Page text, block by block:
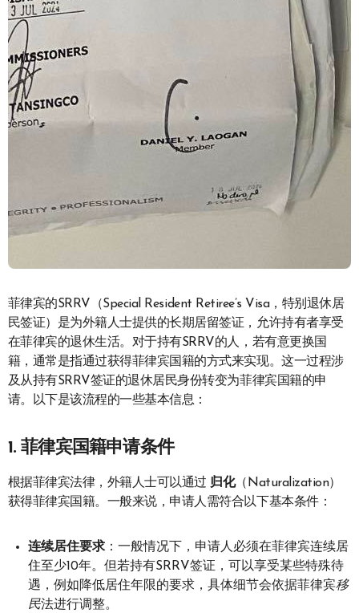
菲律宾的SRRV（Special Resident Retiree’s Visa，特别退休居
民签证）是为外籍人士提供的长期居留签证，允许持有者享受
在菲律宾的退休生活。对于持有SRRV的人，若有意更换国
籍，通常是指通过获得菲律宾国籍的方式来实现。这一过程涉
及从持有SRRV签证的退休居民身份转变为菲律宾国籍的申
请。以下是该流程的一些基本信息：
1.菲律宾国籍申请条件
根据菲律宾法律，外籍人士可以通过归化（Naturalization）
获得菲律宾国籍。一般来说，申请人需符合以下基本条件：
连续居住要求 ：一般情况下，申请人必须在菲律宾连续居
住至少10年。但若持有SRRV签证，可以享受某些特殊待
遇，例如降低居住年限的要求，具体细节会依据菲律宾移
民法进行调整。